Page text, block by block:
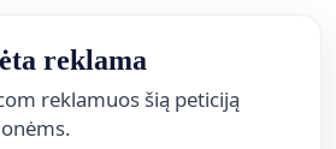
reklama
reklamuos šią peticiją